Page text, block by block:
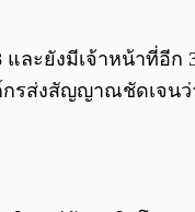
และยังมีเจ้าหน้าที่
รส่งสัญญาณชัดเจน